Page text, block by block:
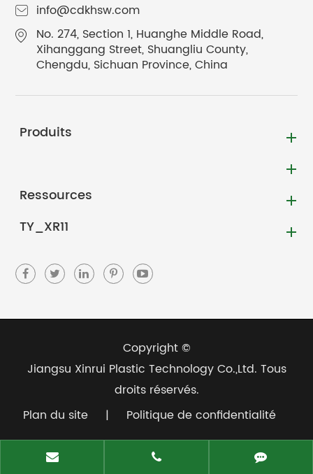
info@cdkhsw.com
No. 274, Section 1, Huanghe Middle Road,
Xihanggang Street, Shuangliu County,
Chengdu, Sichuan Province, China
Produits
Ressources
TY_XR11
Copyright ©
Jiangsu Xinrui Plastic Technology Co.,Ltd. Tous
droits réservés.
Plan du site
| Politique de confidentialité